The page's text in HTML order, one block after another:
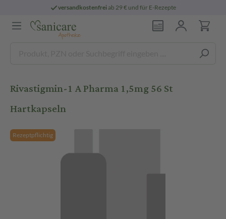
versandkostenfreiab 29 € und für E-Rezepte
Rivastigmin-1 A Pharma 1,5mg 56 St
Hartkapseln
Rezeptpflichtig